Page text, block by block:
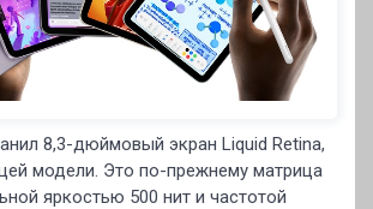
8,3-дюймовый экран Liquid Retina,
модели. Это по-прежнему матрица
яркостью 500 нит и частотой